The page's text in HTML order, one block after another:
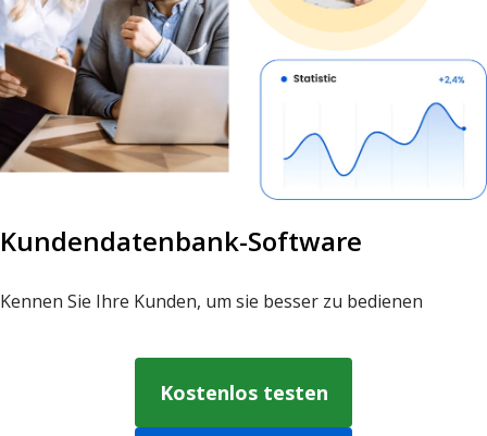
Kundendatenbank-Software
Kennen Sie Ihre Kunden, um sie besser zu bedienen
Kostenlos testen